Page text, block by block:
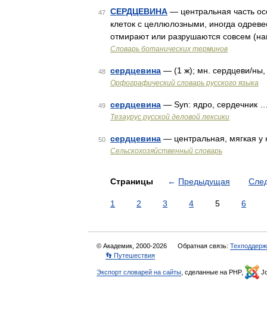
47 СЕРДЦЕВИНА — центральная часть
клеток с целлюлозными, иногда
отмирают или разрушаются совсем
Словарь ботанических терминов
48 сердцевина — (1 ж); мн. сердцеви/ны,
Орфографический словарь русского языка
49 сердцевина — Syn: ядро, сердечник …
Тезаурус русской деловой лексики
50 сердцевина — центральная, мягкая у
Сельскохозяйственный словарь
Страницы ← Предыдущая
1 2 3 4 5 6
© Академик, 2000-2026 Обратная связь:
👣 Путешествия
Экспорт словарей на сайты , сделанные на PHP,